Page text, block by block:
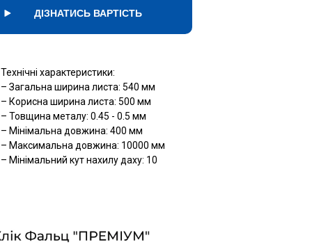
ДІЗНАТИСЬ ВАРТІСТЬ
Технічні характеристики:
– Загальна ширина листа: 540 мм
– Корисна ширина листа: 500 мм
– Товщина металу: 0.45 - 0.5 мм
– Мінімальна довжина: 400 мм
– Максимальна довжина: 10000 мм
– Мінімальний кут нахилу даху: 10